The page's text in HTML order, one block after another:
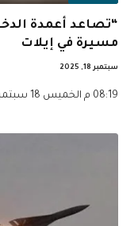
“تصاعد أعمدة
مسيرة في إيلات
سبتمبر 18, 2025
08:19 م الخميس 18 سبتمبر 2025 وكالات أكدت هيئة البث…